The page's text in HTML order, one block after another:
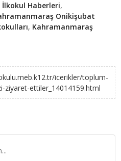
Haberleri,
Onikişubat
, Kahramanmaraş
icerikler/toplum-
ziyaret-ettiler_14014159.html